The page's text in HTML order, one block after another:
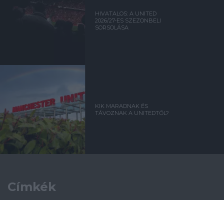
HIVATALOS: A UNITED
2026/27-ES SZEZONBELI
SORSOLÁSA
KIK MARADNAK ÉS
TÁVOZNAK A UNITEDTŐL?
Címkék